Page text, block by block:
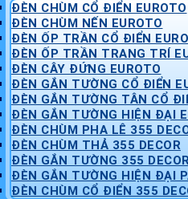
ĐÈN CHÙM CỔ ĐIỂN EUROTO
ĐÈN CHÙM NẾN EUROTO
ĐÈN ỐP TRẦN CỔ ĐIỂN
ĐÈN ỐP TRẦN TRANG TRÍ
ĐÈN CÂY ĐỨNG EUROTO
ĐÈN GẮN TƯỜNG CỔ ĐIỂN
ĐÈN GẮN TƯỜNG TÂN CỔ
ĐÈN GẮN TƯỜNG HIỆN ĐẠI
ĐÈN CHÙM PHA LÊ 355
ĐÈN CHÙM THẢ 355 DECOR
ĐÈN GẮN TƯỜNG 355
ĐÈN GẮN TƯỜNG HIỆN ĐẠI
ĐÈN CHÙM CỔ ĐIỂN 355